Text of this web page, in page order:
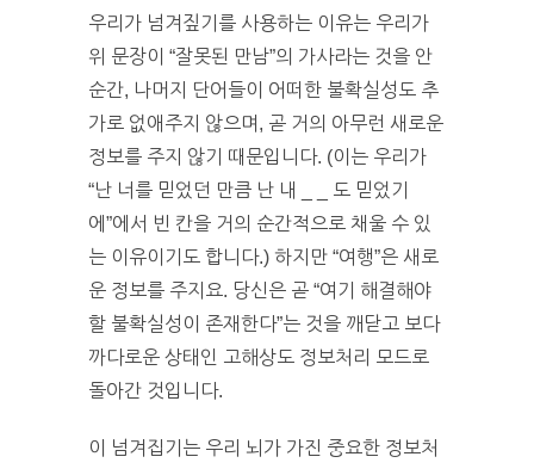
우리가 넘겨짚기를 사용하는 이유는 우리가
위 문장이 “잘못된 만남”의 가사라는 것을 안
순간, 나머지 단어들이 어떠한 불확실성도 추
가로 없애주지 않으며, 곧 거의 아무런 새로운
정보를 주지 않기 때문입니다. (이는 우리가
“난 너를 믿었던 만큼 난 내 _ _ 도 믿었기
에”에서 빈 칸을 거의 순간적으로 채울 수 있
는 이유이기도 합니다.) 하지만 “여행”은 새로
운 정보를 주지요. 당신은 곧 “여기 해결해야
할 불확실성이 존재한다”는 것을 깨닫고 보다
까다로운 상태인 고해상도 정보처리 모드로
돌아간 것입니다.
이 넘겨집기는 우리 뇌가 가진 중요한 정보처